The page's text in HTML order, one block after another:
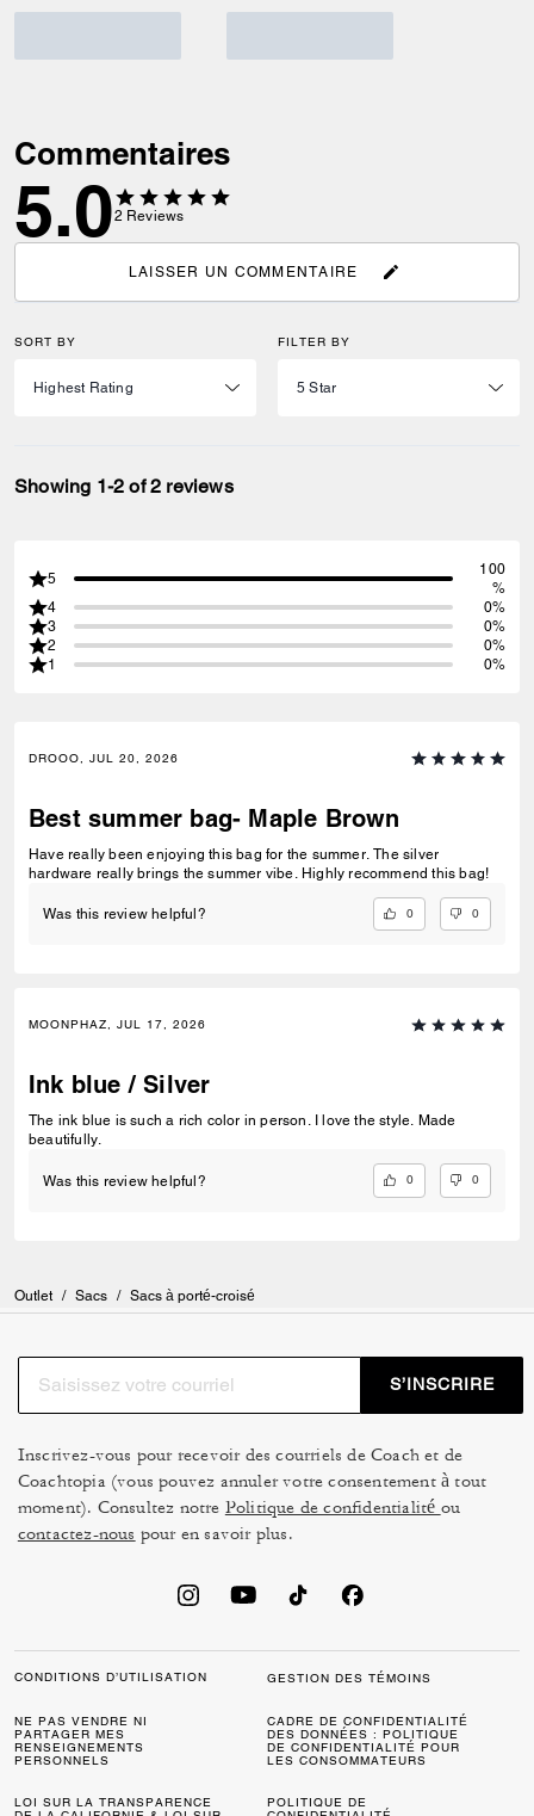
Commentaires
5.02 Reviews
LAISSER UN COMMENTAIRE
SORT BY FILTER BY
Showing 1-2 of 2 reviews
5
100
%
4
0%
3
0%
2
0%
1
0%
DROOO, JUL 20, 2026
Best summer bag- Maple Brown
Have really been enjoying this bag for the summer. The silver
hardware really brings the summer vibe. Highly recommend this bag!
Was this review helpful? 0 0
MOONPHAZ, JUL 17, 2026
Ink blue / Silver
The ink blue is such a rich color in person. I love the style. Made
beautifully.
Was this review helpful? 0 0
Outlet / Sacs / Sacs à porté-croisé
S’INSCRIRE
Inscrivez-vous pour recevoir des courriels de Coach et de
Coachtopia (vous pouvez annuler votre consentement à tout
moment). Consultez notre Politique de confidentialité ou
contactez-nous pour en savoir plus.
CONDITIONS D’UTILISATION GESTION DES TÉMOINS
NE PAS VENDRE NI
PARTAGER MES
RENSEIGNEMENTS
PERSONNELS
CADRE DE CONFIDENTIALITÉ
DES DONNÉES : POLITIQUE
DE CONFIDENTIALITÉ POUR
LES CONSOMMATEURS
LOI SUR LA TRANSPARENCE
POLITIQUE DE